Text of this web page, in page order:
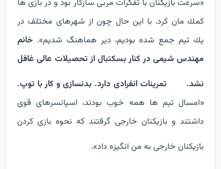
«سرعت بازيكنان با تفكرات مربى سازگار بود و در بازى ها
كمك مان كرد. با اين حال چون از شهرهاى مختلف در
يك تيم جمع شده بوديم، دير هماهنگ شديم». خانم
مهندس شيمى در كنار بسكتبال از تحصيلات عالى غافل
نشد.
تمرينات انفرادى دارد. بدنسازى و كار با توپ.
«امسال تيم ها همه خوب بودند، اسپانسرهاى قوى
داشتند و بازيكنان خارجى گرفتند كه نحوه بازى كردن
بازيكنان خارجى به من انگيزه داد».